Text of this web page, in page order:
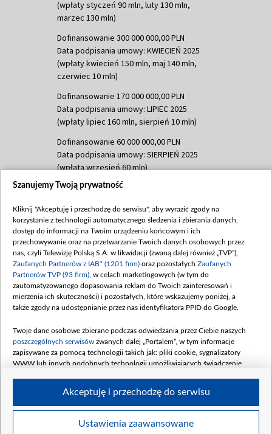
(wpłaty styczeń 90 mln, luty 130 mln,
marzec 130 mln)
Dofinansowanie 300 000 000,00 PLN
Data podpisania umowy: KWIECIEŃ 2025
(wpłaty kwiecień 150 mln, maj 140 mln,
czerwiec 10 mln)
Dofinansowanie 170 000 000,00 PLN
Data podpisania umowy: LIPIEC 2025
(wpłaty lipiec 160 mln, sierpień 10 mln)
Dofinansowanie 60 000 000,00 PLN
Data podpisania umowy: SIERPIEŃ 2025
(wpłata wrzesień 60 mln)
Dofinansowanie 635 783 051,21 PLN
(wpłata wrzesień 100 mln, październik 350
mln, listopad 265 mln)
Dofinansowanie 48 862 000,00 PLN
Data podpisania umowy: GRUDZIEŃ 2025
(wpłata grudzień 60,548 mln)
Dofinansowanie 900 000 000,00 PLN
Data podpisania umowy: LUTY 2026 (wpłata
kwiecień 180 mln, 7 maja 180 mln, 8
czerwca 90 mln)
Dofinansowanie 250 000 000,00 PLN
4 sierpnia 250 mln
Szanujemy Twoją prywatność
Kliknij "Akceptuję i przechodzę do serwisu", aby wyrazić zgody na
korzystanie z technologii automatycznego śledzenia i zbierania danych,
dostęp do informacji na Twoim urządzeniu końcowym i ich
przechowywanie oraz na przetwarzanie Twoich danych osobowych przez
nas, czyli Telewizję Polską S.A. w likwidacji (zwaną dalej również „TVP”),
Zaufanych Partnerów z IAB* (1201 firm) oraz pozostałych Zaufanych
Partnerów TVP (93 firm) , w celach marketingowych (w tym do
zautomatyzowanego dopasowania reklam do Twoich zainteresowań i
mierzenia ich skuteczności) i pozostałych, które wskazujemy poniżej, a
także zgody na udostępnianie przez nas identyfikatora PPID do Google.
Twoje dane osobowe zbierane podczas odwiedzania przez Ciebie naszych
poszczególnych serwisów zwanych dalej „Portalem”, w tym informacje
zapisywane za pomocą technologii takich jak: pliki cookie, sygnalizatory
WWW lub innych podobnych technologii umożliwiających świadczenie
Twoje dane osobowe zbierane podczas odwiedzania przez Ciebie
Ustawienia zaawansowane
Akceptuję i przechodzę do serwisu